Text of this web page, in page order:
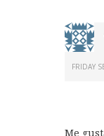
FRIDAY
Me